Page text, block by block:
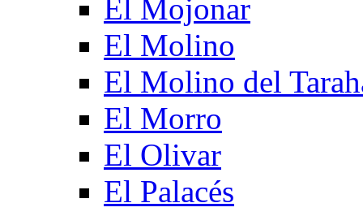
El Mojonar
El Molino
El Molino del
El Morro
El Olivar
El Palacés